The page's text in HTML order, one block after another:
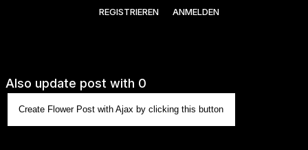
REGISTRIEREN ANMELDEN
Also update post with 0
Create Flower Post with Ajax by clicking this button